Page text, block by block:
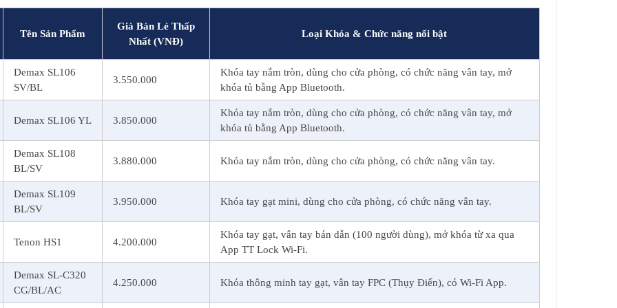
Tên Sản Phẩm
Giá Bán Lẻ Thấp
Nhất (VNĐ)
Loại Khóa & Chức năng nổi bật
Demax SL106
SV/BL
3.550.000
Khóa tay nắm tròn, dùng cho cửa phòng, có chức năng vân tay, mở
khóa tủ bằng App Bluetooth.
Demax SL106 YL 3.850.000
Khóa tay nắm tròn, dùng cho cửa phòng, có chức năng vân tay, mở
khóa tủ bằng App Bluetooth.
Demax SL108
BL/SV
3.880.000 Khóa tay nắm tròn, dùng cho cửa phòng, có chức năng vân tay.
Demax SL109
BL/SV
3.950.000 Khóa tay gạt mini, dùng cho cửa phòng, có chức năng vân tay.
Tenon HS1 4.200.000
Khóa tay gạt, vân tay bán dẫn (100 người dùng), mở khóa từ xa qua
App TT Lock Wi-Fi.
Demax SL-C320
CG/BL/AC
4.250.000 Khóa thông minh tay gạt, vân tay FPC (Thụy Điển), có Wi-Fi App.